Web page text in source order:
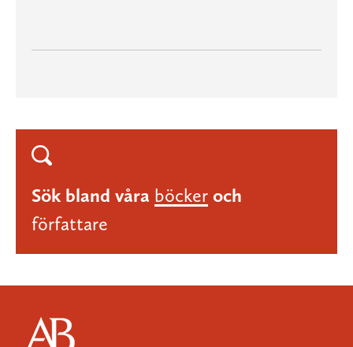
Sök bland våra böcker och
författare